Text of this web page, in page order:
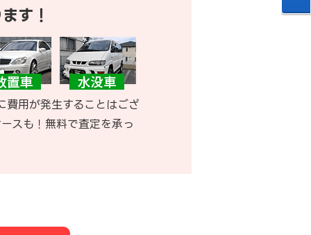
す！
費用が発生することはござ
スも！無料で査定を承っ